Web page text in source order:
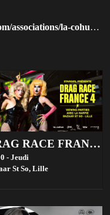
productions?utm_source=qluvis.com
DRAG RACE FRANCE 4 VIEWING PARTIES - BAZAAR ST SO, LILLE
- Jeudi
St So, Lille